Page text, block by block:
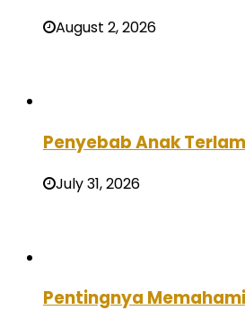
August 2, 2026
Penyebab Anak
July 31, 2026
Pentingnya